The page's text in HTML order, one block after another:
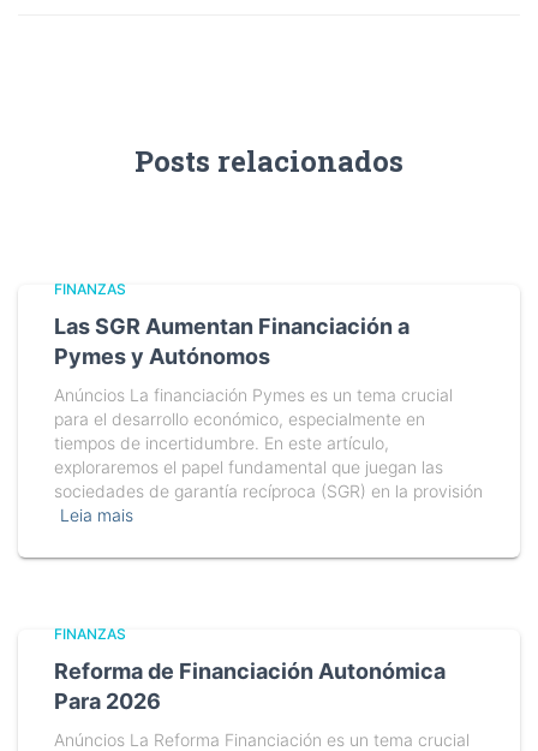
Posts relacionados
FINANZAS
Las SGR Aumentan Financiación a
Pymes y Autónomos
Anúncios La financiación Pymes es un tema crucial
para el desarrollo económico, especialmente en
tiempos de incertidumbre. En este artículo,
exploraremos el papel fundamental que juegan las
sociedades de garantía recíproca (SGR) en la provisión
Leia mais
FINANZAS
Reforma de Financiación Autonómica
Para 2026
Anúncios La Reforma Financiación es un tema crucial